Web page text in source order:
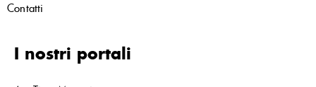
Contatti
I nostri portali